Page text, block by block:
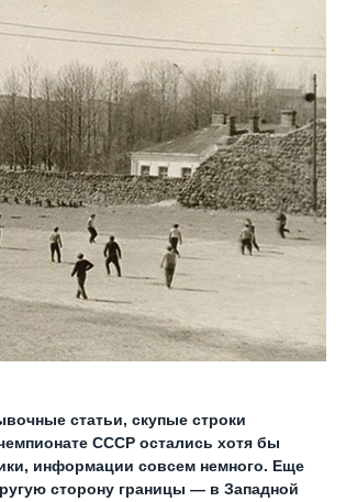
статьи, скупые строки
СССР остались хотя бы
информации совсем немного. Еще
сторону границы — в Западной